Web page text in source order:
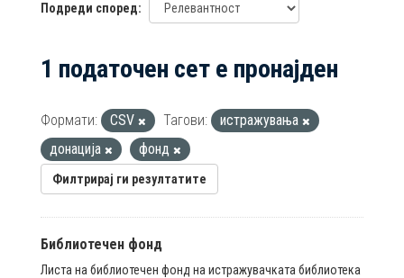
Подреди според
1 податочен сет е пронајден
Формати: CSV Тагови:
истражувања
донација
фонд
Филтрирај ги резултатите
Библиотечен фонд
Листа на библиотечен фонд на истражувачката библиотека